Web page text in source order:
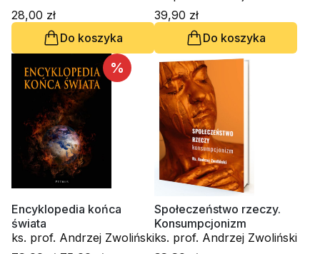
28,00 zł
Do koszyka
39,90 zł
Do koszyka
%
Encyklopedia końca
świata
ks. prof. Andrzej Zwoliński
Społeczeństwo rzeczy.
Konsumpcjonizm
ks. prof. Andrzej Zwoliński